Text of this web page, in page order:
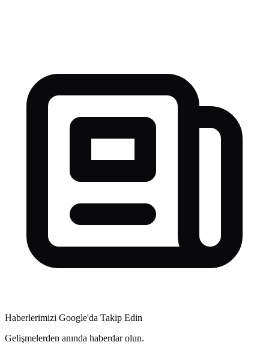
Haberlerimizi Google'da Takip Edin
Gelişmelerden anında haberdar olun.